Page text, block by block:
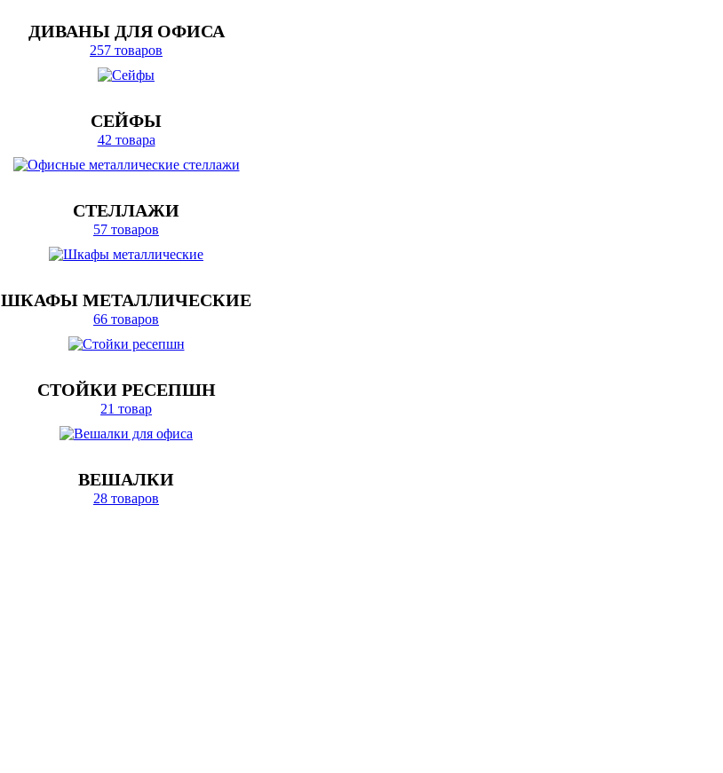
ДИВАНЫ ДЛЯ ОФИСА
257 товаров
СЕЙФЫ
42 товара
СТЕЛЛАЖИ
57 товаров
ШКАФЫ МЕТАЛЛИЧЕСКИЕ
66 товаров
СТОЙКИ РЕСЕПШН
21 товар
ВЕШАЛКИ
28 товаров